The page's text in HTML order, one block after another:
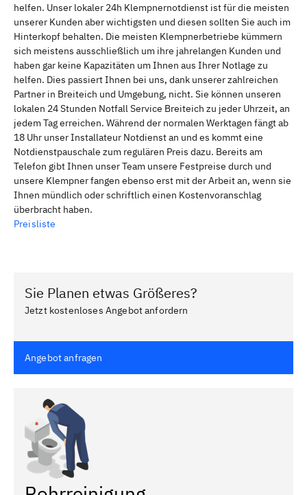
helfen. Unser lokaler 24h Klempnernotdienst ist für die meisten
unserer Kunden aber wichtigsten und diesen sollten Sie auch im
Hinterkopf behalten. Die meisten Klempnerbetriebe kümmern
sich meistens ausschließlich um ihre jahrelangen Kunden und
haben gar keine Kapazitäten um Ihnen aus Ihrer Notlage zu
helfen. Dies passiert Ihnen bei uns, dank unserer zahlreichen
Partner in Breiteich und Umgebung, nicht. Sie können unseren
lokalen 24 Stunden Notfall Service Breiteich zu jeder Uhrzeit, an
jedem Tag erreichen. Während der normalen Werktagen fängt ab
18 Uhr unser Installateur Notdienst an und es kommt eine
Notdienstpauschale zum regulären Preis dazu. Bereits am
Telefon gibt Ihnen unser Team unsere Festpreise durch und
unsere Klempner fangen ebenso erst mit der Arbeit an, wenn sie
Ihnen mündlich oder schriftlich einen Kostenvoranschlag
überbracht haben.
Preisliste
Sie Planen etwas Größeres?
Jetzt kostenloses Angebot anfordern
Angebot anfragen